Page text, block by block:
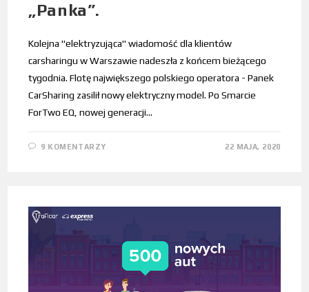
„Panka”.
Kolejna "elektryzująca" wiadomość dla klientów
carsharingu w Warszawie nadeszła z końcem bieżącego
tygodnia. Flotę największego polskiego operatora - Panek
CarSharing zasilił nowy elektryczny model. Po Smarcie
ForTwo EQ, nowej generacji…
9 KOMENTARZY 22 MAJA, 2020